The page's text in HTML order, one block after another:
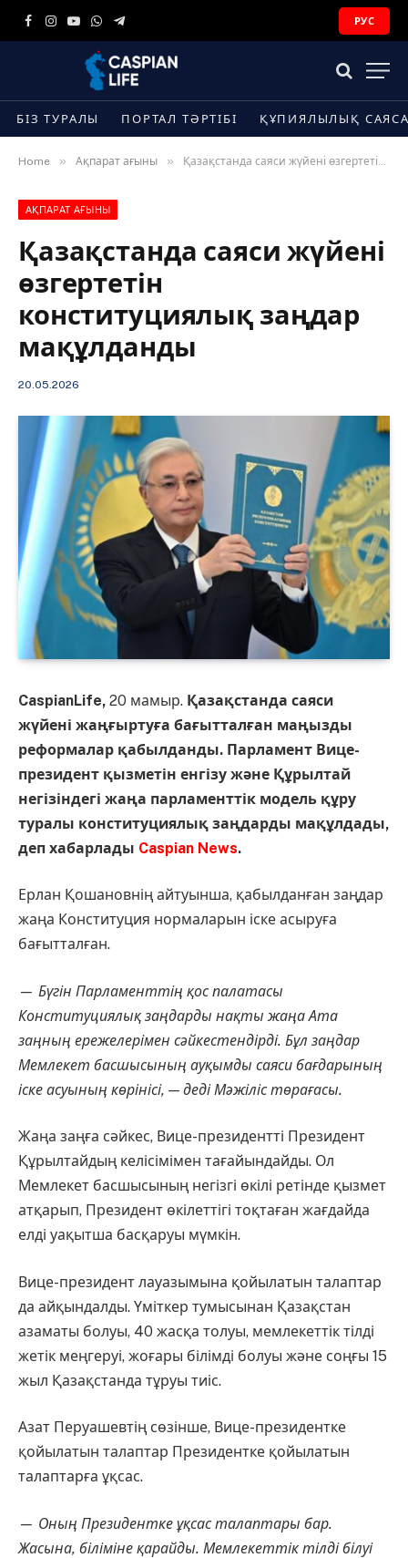
Facebook
Instagram
YouTube
WhatsApp
Telegram
РУС
БІЗ ТУРАЛЫ ПОРТАЛ ТӘРТІБІ ҚҰПИЯЛЫЛЫҚ
Home » Ақпарат ағыны » Қазақстанда саяси жүйені өзгертетін конституциялық заңдар мақұлданды
АҚПАРАТ АҒЫНЫ
Қазақстанда саяси жүйені
өзгертетін
конституциялық заңдар
мақұлданды
20.05.2026
CaspianLife, 20 мамыр. Қазақстанда саяси
жүйені жаңғыртуға бағытталған маңызды
реформалар қабылданды. Парламент Вице-
президент қызметін енгізу және Құрылтай
негізіндегі жаңа парламенттік модель құру
туралы конституциялық заңдарды мақұлдады,
деп хабарлады Caspian News.
Ерлан Қошановнің айтуынша, қабылданған заңдар
жаңа Конституция нормаларын іске асыруға
бағытталған.
— Бүгін Парламенттің қос палатасы
Конституциялық заңдарды нақты жаңа Ата
заңның ережелерімен сәйкестендірді. Бұл заңдар
Мемлекет басшысының ауқымды саяси бағдарының
іске асуының көрінісі, — деді Мәжіліс төрағасы.
Жаңа заңға сәйкес, Вице-президентті Президент
Құрылтайдың келісімімен тағайындайды. Ол
Мемлекет басшысының негізгі өкілі ретінде қызмет
атқарып, Президент өкілеттігі тоқтаған жағдайда
елді уақытша басқаруы мүмкін.
Вице-президент лауазымына қойылатын талаптар
да айқындалды. Үміткер тумысынан Қазақстан
азаматы болуы, 40 жасқа толуы, мемлекеттік тілді
жетік меңгеруі, жоғары білімді болуы және соңғы 15
жыл Қазақстанда тұруы тиіс.
Азат Перуашевтің сөзінше, Вице-президентке
қойылатын талаптар Президентке қойылатын
талаптарға ұқсас.
— Оның Президентке ұқсас талаптары бар.
Жасына, біліміне қарайды. Мемлекеттік тілді білуі